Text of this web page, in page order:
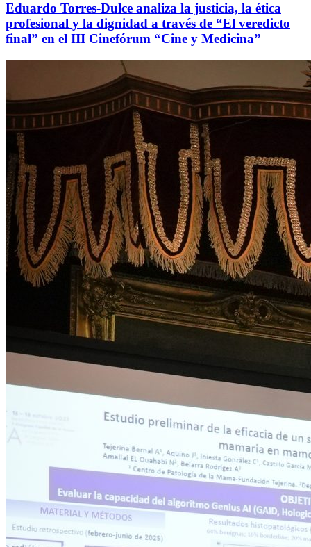
Eduardo Torres-Dulce analiza la justicia, la ética
profesional y la dignidad a través de “El veredicto
final” en el III Cinefórum “Cine y Medicina”